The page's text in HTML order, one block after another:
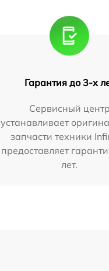
Гарантия до 3-х
Сервисный центр
устанавливает
запчасти техники
предоставляет
лет.